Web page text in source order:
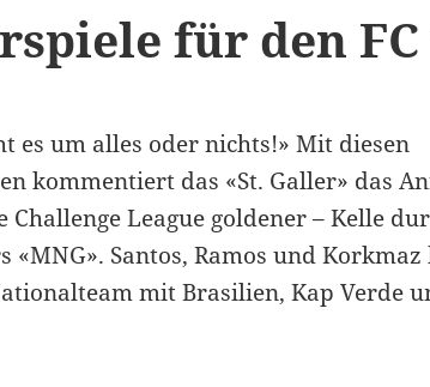
für den
es um alles oder nichts!» Mit diesen
kommentiert das «St. Galler» das
League goldener – Kelle
«MNG». Santos, Ramos und
mit Brasilien, Kap Verde